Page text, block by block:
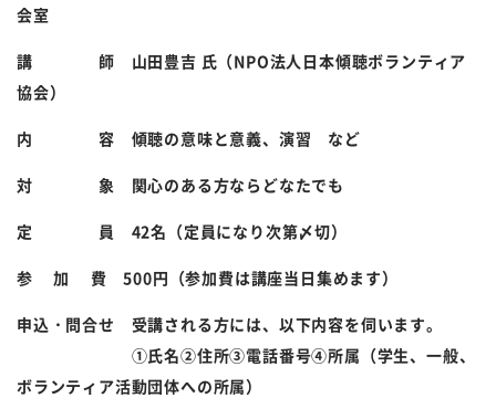
対する基本方針
会室
講 師 山田豊吉 氏（NPO法人日本傾聴ボランティア
協会）
内 容 傾聴の意味と意義、演習 など
対 象 関心のある方ならどなたでも
定 員 42名（定員になり次第〆切）
参 加 費 500円（参加費は講座当日集めます）
申込・問合せ 受講される方には、以下内容を伺います。
①氏名②住所③電話番号④所属（学生、一般、
ボランティア活動団体への所属）